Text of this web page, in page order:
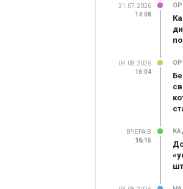
31.07.2026
14:08
04.08.2026
16:04
ВЧЕРА В
16:15
16:15